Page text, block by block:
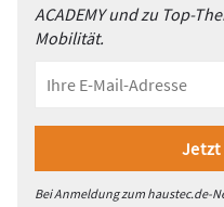
ACADEMY und zu Top-
Mobilität.
Bei Anmeldung zum haustec.de-